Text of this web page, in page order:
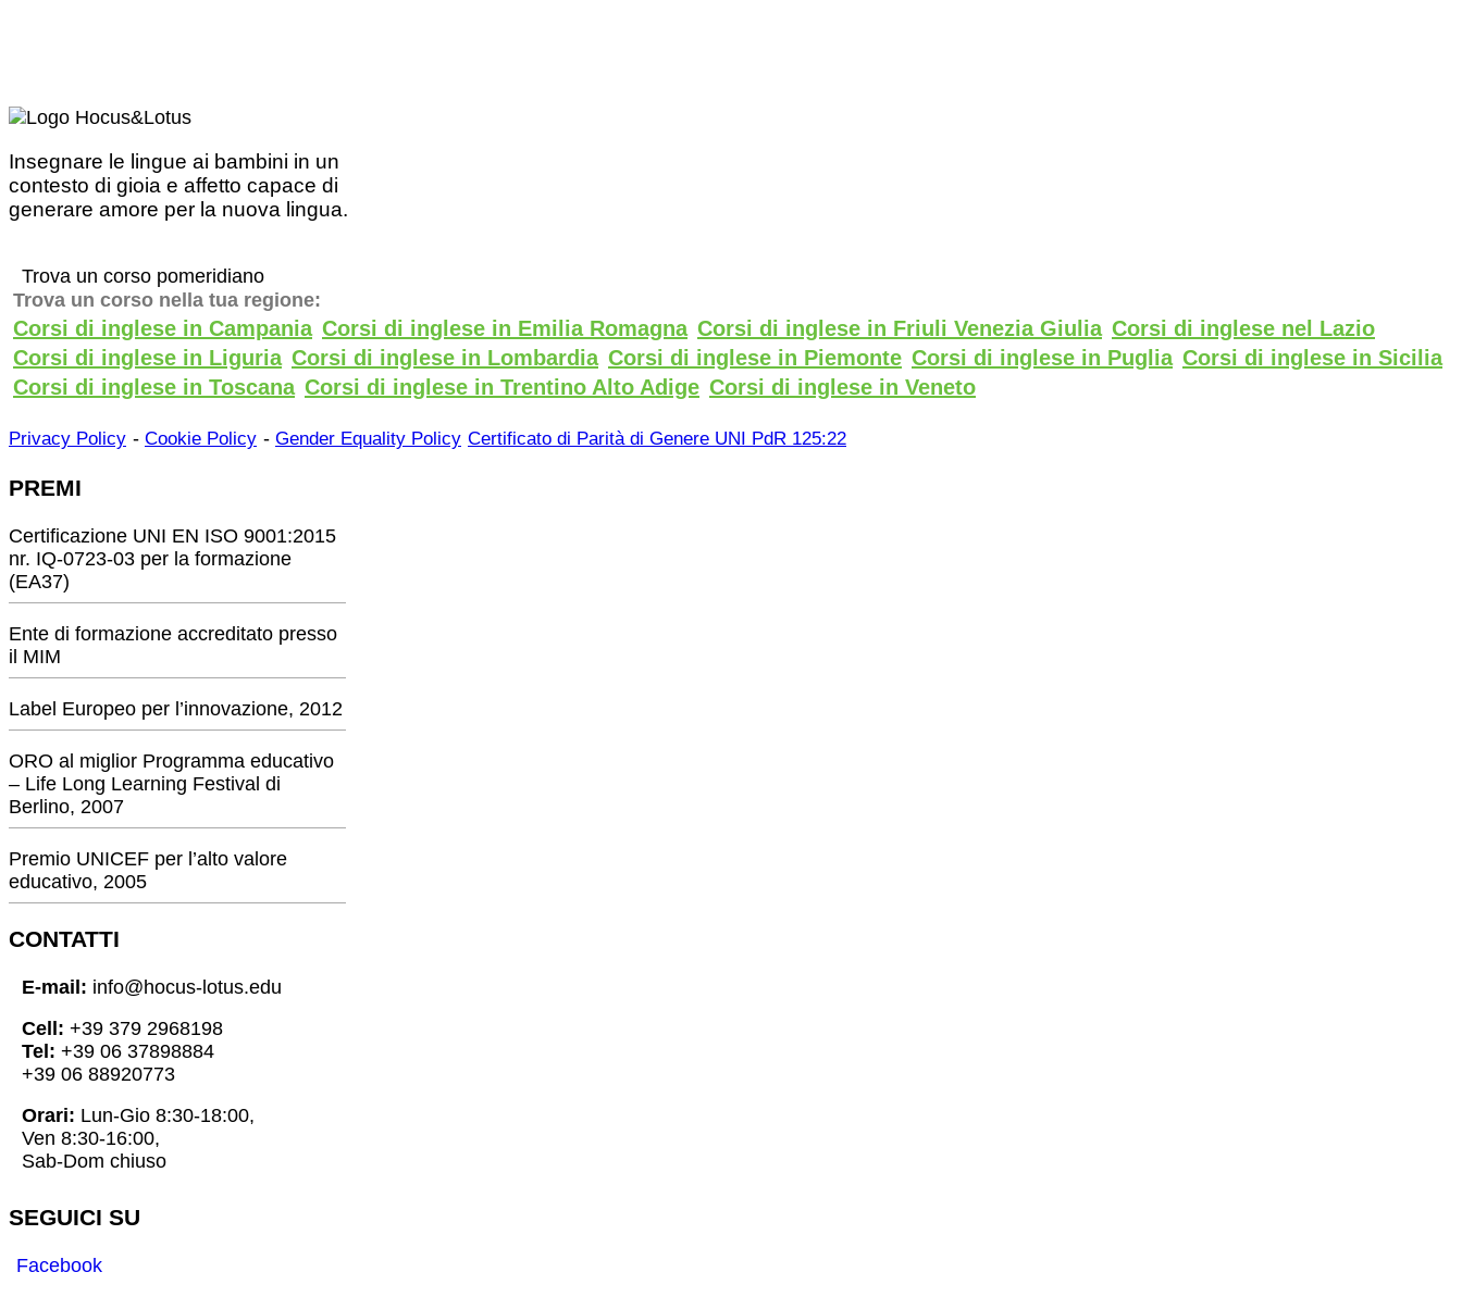
Insegnare le lingue ai bambini in un
contesto di gioia e affetto capace di
generare amore per la nuova lingua.
Trova un corso pomeridiano
Trova un corso nella tua regione:
Corsi di inglese in Campania Corsi di inglese in Emilia Romagna Corsi di inglese in Friuli Venezia Giulia Corsi di inglese nel Lazio
Corsi di inglese in Liguria Corsi di inglese in Lombardia Corsi di inglese in Piemonte Corsi di inglese in Puglia Corsi di inglese in Sicilia
Corsi di inglese in Toscana Corsi di inglese in Trentino Alto Adige Corsi di inglese in Veneto
Privacy Policy - Cookie Policy - Gender Equality Policy Certificato di Parità di Genere UNI PdR 125:22
PREMI
Certificazione UNI EN ISO 9001:2015
nr. IQ-0723-03 per la formazione
(EA37)
Ente di formazione accreditato presso
il MIM
Label Europeo per l’innovazione, 2012
ORO al miglior Programma educativo
– Life Long Learning Festival di
Berlino, 2007
Premio UNICEF per l’alto valore
educativo, 2005
CONTATTI
E-mail: info@hocus-lotus.edu
Cell: +39 379 2968198
Tel: +39 06 37898884
+39 06 88920773
Orari: Lun-Gio 8:30-18:00,
Ven 8:30-16:00,
Sab-Dom chiuso
SEGUICI SU
Facebook